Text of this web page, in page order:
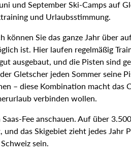
und September Ski-Camps auf
und Urlaubsstimmung.
können Sie das ganze Jahr über
ist. Hier laufen regelmäßig
ausgebaut, und die Pisten sind
Gletscher jeden Sommer seine
– diese Kombination macht das
verbinden wollen.
Fee anschauen. Auf über
das Skigebiet zieht jedes Jahr
sein.